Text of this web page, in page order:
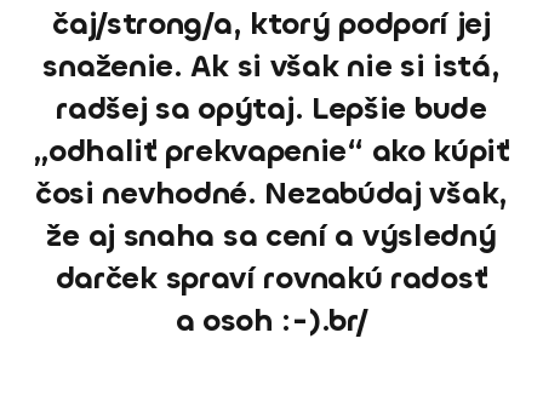
čaj/strong/a, ktorý podporí jej
snaženie. Ak si však nie si istá,
radšej sa opýtaj. Lepšie bude
„odhaliť prekvapenie“ ako kúpiť
čosi nevhodné. Nezabúdaj však,
že aj snaha sa cení a výsledný
darček spraví rovnakú radosť
a osoh :-).br/